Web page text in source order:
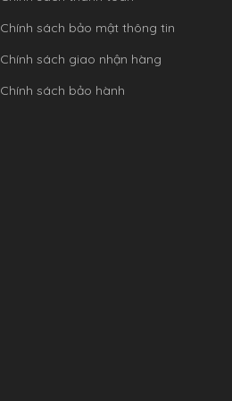
Chính sách bảo mật thông tin
Chính sách giao nhận hàng
Chính sách bảo hành